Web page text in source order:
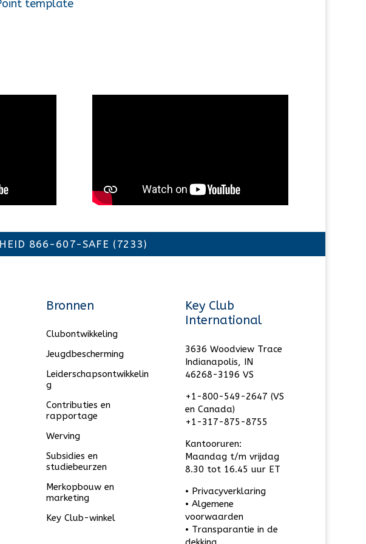
template
866-607-SAFE (7233)
Bronnen
Clubontwikkeling
Jeugdbescherming
Leiderschapsontwikkelin
g
Contributies en
rapportage
Werving
Subsidies en
studiebeurzen
Merkopbouw en
marketing
Key Club-winkel
Key Club
International
3636 Woodview Trace
Indianapolis, IN
46268-3196 VS
+1-800-549-2647 (VS
en Canada)
+1-317-875-8755
Kantooruren:
Maandag t/m vrijdag
8.30 tot 16.45 uur ET
• Privacyverklaring
• Algemene
voorwaarden
• Transparantie in de